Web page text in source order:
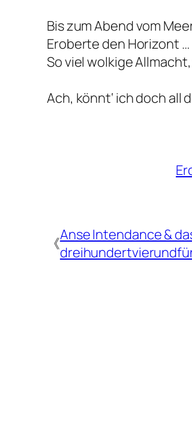
Bis zum Abend vom
Eroberte den Horizont …
So viel wolkige
Ach, könnt‘ ich doch all
《Anse Intendance &